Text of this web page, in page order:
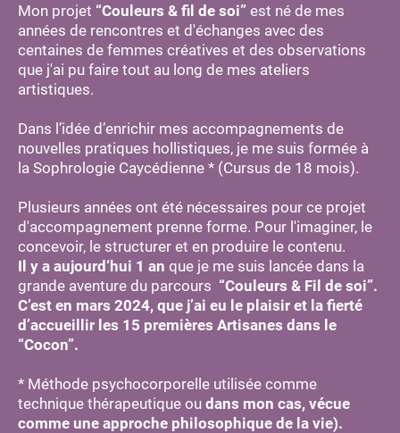
Mon projet “Couleurs & fil de soi” est né de mes
années de rencontres et d'échanges avec des
centaines de femmes créatives et des observations
que j'ai pu faire tout au long de mes ateliers
artistiques.
Dans l’idée d’enrichir mes accompagnements de
nouvelles pratiques hollistiques, je me suis formée à
la Sophrologie Caycédienne * (Cursus de 18 mois).
Plusieurs années ont été nécessaires pour ce projet
d'accompagnement prenne forme. Pour l'imaginer, le
concevoir, le structurer et en produire le contenu.
Il y a aujourd‘hui 1 an que je me suis lancée dans la
grande aventure du parcours “Couleurs & Fil de soi”.
C’est en mars 2024, que j’ai eu le plaisir et la fierté
d’accueillir les 15 premières Artisanes dans le
“Cocon”.
* Méthode psychocorporelle utilisée comme
technique thérapeutique ou dans mon cas, vécue
comme une approche philosophique de la vie).